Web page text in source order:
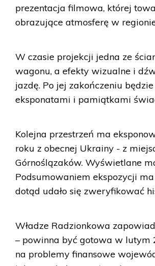
prezentacja filmowa, której
obrazujące atmosferę w
W czasie projekcji jedna ze
wagonu, a efekty wizualne i
jazdę. Po jej zakończeniu
eksponatami i pamiątkami
Kolejna przestrzeń ma
roku z obecnej Ukrainy - z
Górnoślązaków. Wyświetlane
Podsumowaniem ekspozycji
dotąd udało się zweryfikować
Władze Radzionkowa
– powinna być gotowa w lutym
na problemy finansowe